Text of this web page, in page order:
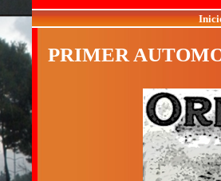
PRIMER